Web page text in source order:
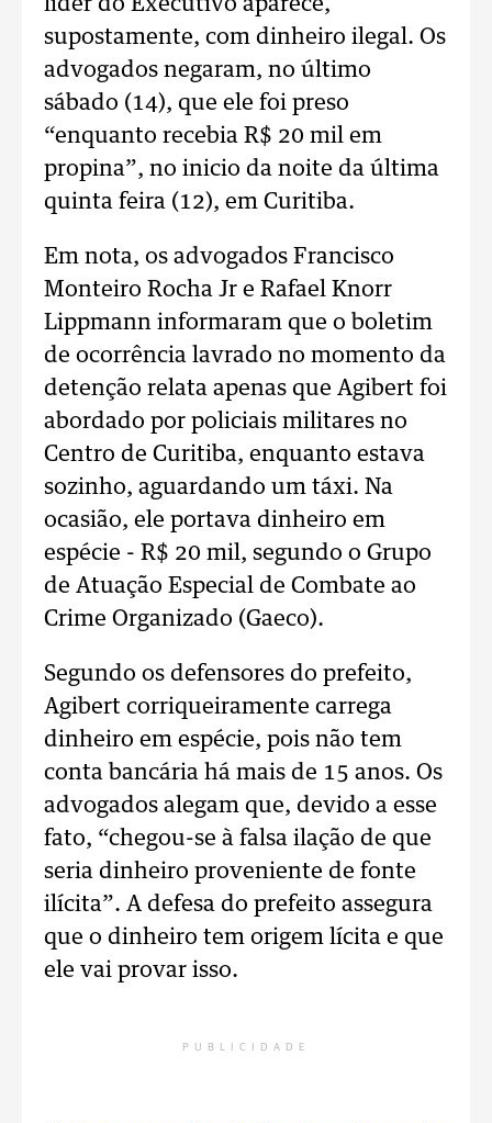
líder do Executivo aparece,
supostamente, com dinheiro ilegal. Os
advogados negaram, no último
sábado (14), que ele foi preso
“enquanto recebia R$ 20 mil em
propina”, no inicio da noite da última
quinta feira (12), em Curitiba.
Em nota, os advogados Francisco
Monteiro Rocha Jr e Rafael Knorr
Lippmann informaram que o boletim
de ocorrência lavrado no momento da
detenção relata apenas que Agibert foi
abordado por policiais militares no
Centro de Curitiba, enquanto estava
sozinho, aguardando um táxi. Na
ocasião, ele portava dinheiro em
espécie - R$ 20 mil, segundo o Grupo
de Atuação Especial de Combate ao
Crime Organizado (Gaeco).
Segundo os defensores do prefeito,
Agibert corriqueiramente carrega
dinheiro em espécie, pois não tem
conta bancária há mais de 15 anos. Os
advogados alegam que, devido a esse
fato, “chegou-se à falsa ilação de que
seria dinheiro proveniente de fonte
ilícita”. A defesa do prefeito assegura
que o dinheiro tem origem lícita e que
ele vai provar isso.
PUBLICIDADE